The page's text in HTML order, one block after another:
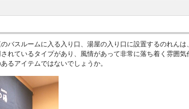
バスルームに入る入り口、湯屋の入り口に設置するのれんは、
れているタイプがあり、風情があって非常に落ち着く雰囲気
るアイテムではないでしょうか。